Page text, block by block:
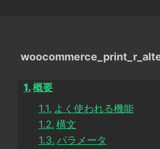
概要
よく使われる機能
構文
パラメータ